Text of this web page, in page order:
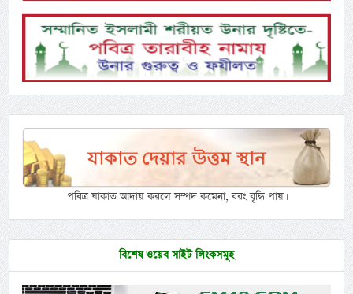
পবিত্র যাকাত আদায় করলে সম্পদ কমেনা, বরং বৃদ্ধি পায়।
বিশেষ ওয়েব সাইট লিংকসমূহ